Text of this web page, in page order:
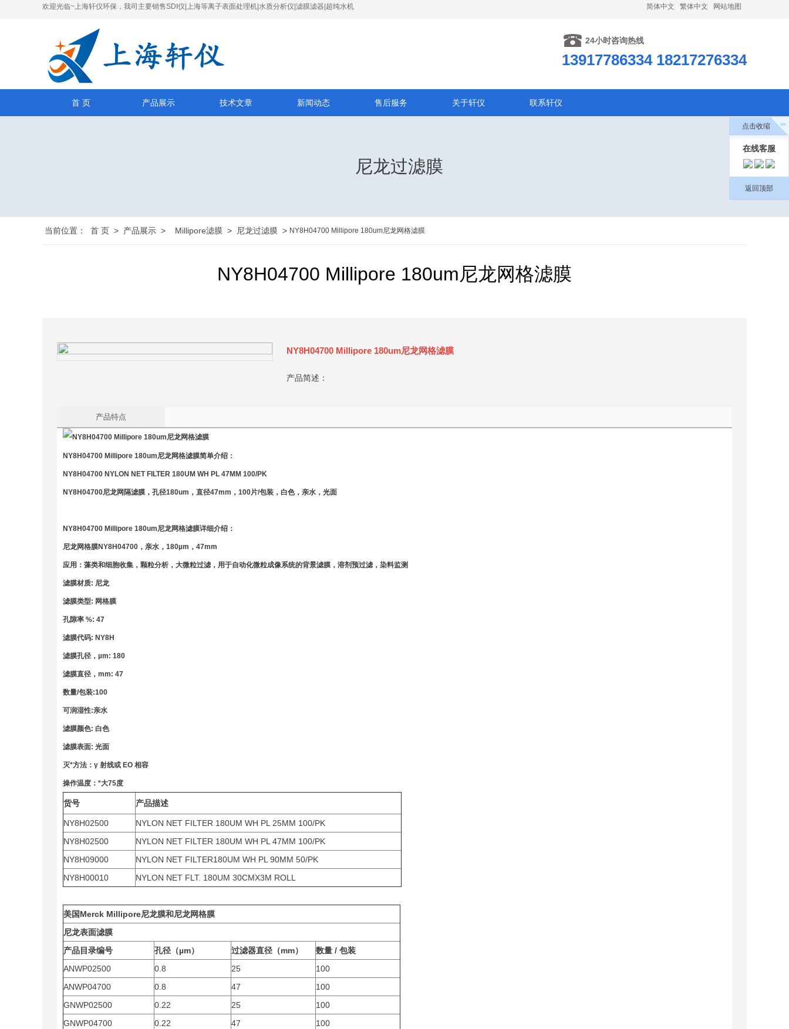
欢迎光临~上海轩仪环保，我司主要销售SDI仪|上海等离子表面处理机|水质分析仪|滤膜滤器|超纯水机 简体中文 繁体中文 网站地图
24小时咨询热线
13917786334 18217276334
首 页 产品展示 技术文章 新闻动态 售后服务 关于轩仪 联系轩仪
尼龙过滤膜
当前位置： 首 页 > 产品展示 > Millipore滤膜 > 尼龙过滤膜 > NY8H04700 Millipore 180um尼龙网格滤膜
NY8H04700 Millipore 180um尼龙网格滤膜
NY8H04700 Millipore 180um尼龙网格滤膜
产品简述：
产品特点
NY8H04700 Millipore 180um尼龙网格滤膜简单介绍：
NY8H04700 NYLON NET FILTER 180UM WH PL 47MM 100/PK
NY8H04700尼龙网隔滤膜，孔径180um，直径47mm，100片/包装，白色，亲水，光面
NY8H04700 Millipore 180um尼龙网格滤膜详细介绍：
尼龙网格膜NY8H04700，亲水，180µm，47mm
应用：藻类和细胞收集，颗粒分析，大微粒过滤，用于自动化微粒成像系统的背景滤膜，溶剂预过滤，染料监测
滤膜材质: 尼龙
滤膜类型: 网格膜
孔隙率 %: 47
滤膜代码: NY8H
滤膜孔径，µm: 180
滤膜直径，mm: 47
数量/包装:100
可润湿性:亲水
滤膜颜色: 白色
滤膜表面: 光面
灭*方法：γ 射线或 EO 相容
操作温度：*大75度
货号 产品描述
NY8H02500
NYLON NET FILTER 180UM WH PL 25MM 100/PK
NY8H02500
NYLON NET FILTER 180UM WH PL 47MM 100/PK
NY8H09000
NYLON NET FILTER180UM WH PL 90MM 50/PK
NY8H00010
NYLON NET FLT. 180UM 30CMX3M ROLL
美国Merck Millipore尼龙膜和尼龙网格膜
尼龙表面滤膜
产品目录编号
孔径（µm） 过滤器直径（mm）
数量 / 包装
ANWP02500
0.8 25
100
ANWP04700
0.8 47
100
GNWP02500
0.22 25
100
GNWP04700
0.22 47
100
点击收缩
在线客服
返回顶部